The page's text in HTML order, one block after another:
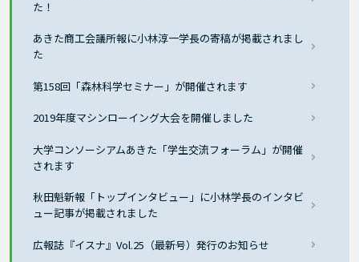
た！
あきた商工会議所報に小林淳一学長の寄稿が掲載されまし
た
第158回「森林科学セミナー」が開催されます
2019年度マシンローイング大会を開催しました
大学コンソーシアムあきた「学生交流フォーラム」が開催
されます
秋田魁新報「トップインタビュー」に小林学長のインタビ
ュー記事が掲載されました
広報誌『イスナ』Vol.25（最新号）発行のお知らせ